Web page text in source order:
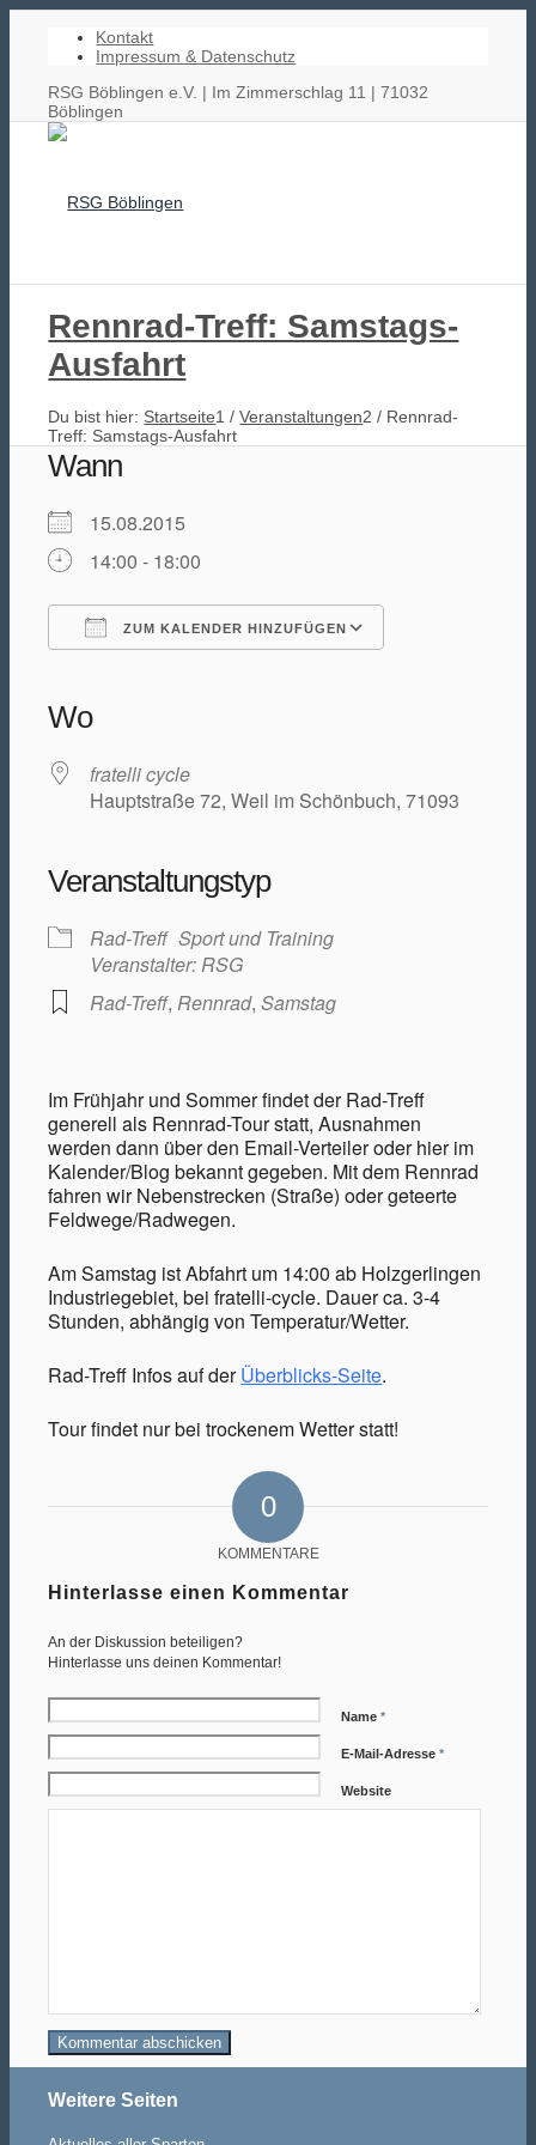
Kontakt
Impressum & Datenschutz
RSG Böblingen e.V. | Im Zimmerschlag 11 | 71032
Böblingen
Radsport
Permanente RTF – Durchs Heckengäu ins
Bilder
Triathlon
Rennrad-Treff: Samstags-
Ausfahrt
Du bist hier: Startseite1 / Veranstaltungen2 / Rennrad-
Treff: Samstags-Ausfahrt
Wann
15.08.2015
14:00 - 18:00
ZUM KALENDER HINZUFÜGEN
Wo
fratelli cycle
Hauptstraße 72, Weil im Schönbuch, 71093
Veranstaltungstyp
Rad-Treff Sport und Training
Veranstalter: RSG
Rad-Treff, Rennrad,Samstag
Im Frühjahr und Sommer findet der Rad-Treff
generell als Rennrad-Tour statt, Ausnahmen
werden dann über den Email-Verteiler oder hier im
Kalender/Blog bekannt gegeben. Mit dem Rennrad
fahren wir Nebenstrecken (Straße) oder geteerte
Feldwege/Radwegen.
Am Samstag ist Abfahrt um 14:00 ab Holzgerlingen
Industriegebiet, bei fratelli-cycle. Dauer ca. 3-4
Stunden, abhängig von Temperatur/Wetter.
Rad-Treff Infos auf derÜberblicks-Seite.
Tour findet nur bei trockenem Wetter statt!
0
KOMMENTARE
Hinterlasse einen Kommentar
An der Diskussion beteiligen?
Hinterlasse uns deinen Kommentar!
Name*
E-Mail-Adresse*
Website
Weitere Seiten